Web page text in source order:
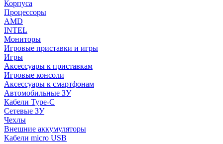
Корпуса
Процессоры
AMD
INTEL
Мониторы
Игровые приставки и игры
Игры
Аксессуары к приставкам
Игровые консоли
Аксессуары к смартфонам
Автомобильные ЗУ
Кабели Type-C
Сетевые ЗУ
Чехлы
Внешние аккумуляторы
Кабели micro USB